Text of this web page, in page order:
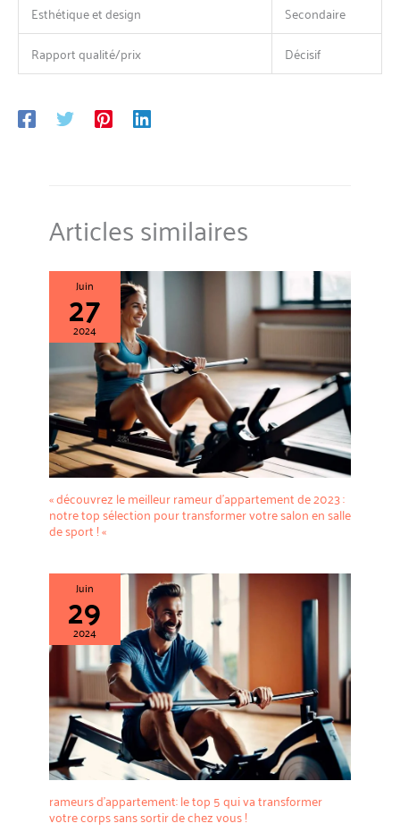
Esthétique et design
Secondaire
Rapport qualité/prix
Décisif
Articles similaires
Juin
27
2024
« découvrez le meilleur rameur d’appartement de 2023 :
notre top sélection pour transformer votre salon en salle
de sport ! «
Juin
29
2024
rameurs d’appartement: le top 5 qui va transformer
votre corps sans sortir de chez vous !